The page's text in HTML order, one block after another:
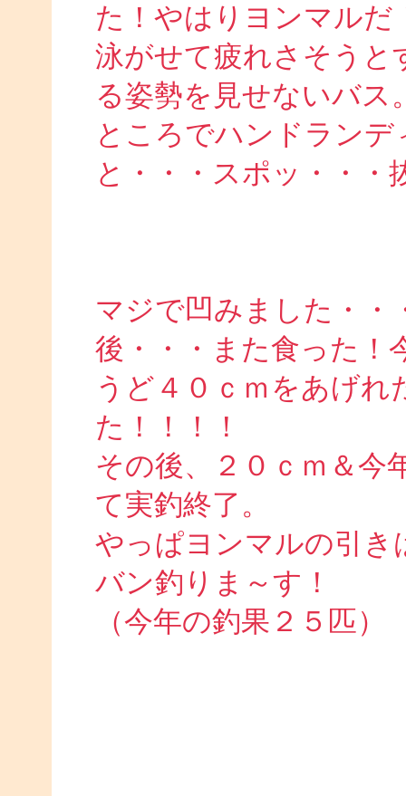
た！やはりヨンマルだ
泳がせて疲れさそうと
る姿勢を見せないバ
ところでハンドラン
と・・・スポッ・・・
マジで凹みました・・
後・・・また食った！
うど４０ｃｍをあげれ
た！！！！
その後、２０ｃｍ＆今
て実釣終了。
やっぱヨンマルの引き
バン釣りま～す！
（今年の釣果２５匹）